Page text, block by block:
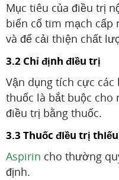
Mục tiêu của điều trị
biến cố tim mạch
và để cải thiện chất
3.2 Chỉ định điều trị
Vận dụng tích cực
thuốc là bắt buộc cho
điều trị bằng thuốc.
3.3 Thuốc điều trị
Aspirin cho thường
định.